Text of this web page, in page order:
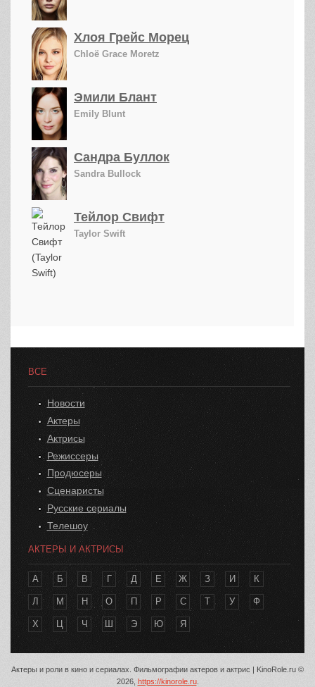
Хлоя Грейс Морец
Chloë Grace Moretz
Эмили Блант
Emily Blunt
Сандра Буллок
Sandra Bullock
Тейлор Свифт
Taylor Swift
ВСЕ
Новости
Актеры
Актрисы
Режиссеры
Продюсеры
Сценаристы
Русские сериалы
Телешоу
АКТЕРЫ И АКТРИСЫ
А Б В Г Д Е Ж З И К
Л М Н О П Р С Т У Ф
Х Ц Ч Э Ю Я
Актеры и роли в кино и сериалах. Фильмографии актеров и актрис | KinoRole.ru ©
2026, https://kinorole.ru.